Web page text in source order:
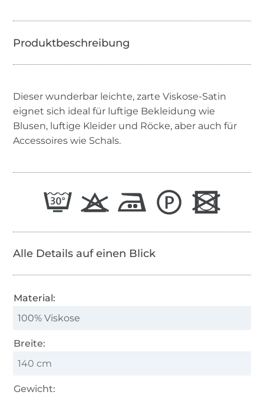
Dieser wunderbar leichte, zarte Viskose-Satin
eignet sich ideal für luftige Bekleidung wie
Blusen, luftige Kleider und Röcke, aber auch für
Accessoires wie Schals.
Alle Details auf einen Blick
Material:
100% Viskose
Breite:
140 cm
Gewicht: